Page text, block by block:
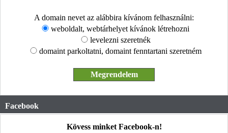
A domain nevet az alábbira kívánom felhasználni:
weboldalt, webtárhelyet kívánok létrehozni
levelezni szeretnék
domaint parkoltatni, domaint fenntartani szeretném
Facebook
Kövess minket Facebook-n!